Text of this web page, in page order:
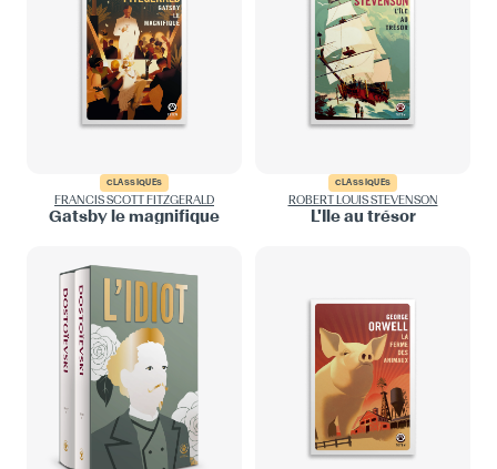
CLASSIQUES
FRANCIS SCOTT FITZGERALD
Gatsby le magnifique
CLASSIQUES
ROBERT LOUIS STEVENSON
L'Île au trésor